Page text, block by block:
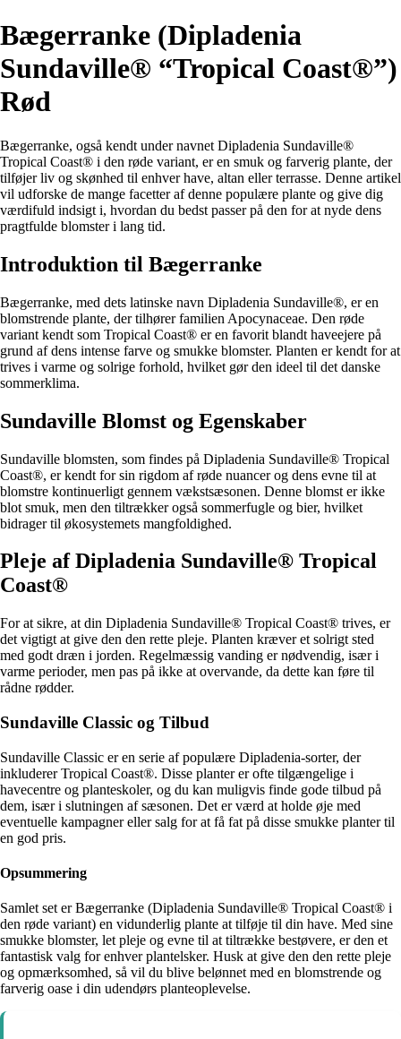
Bægerranke (Dipladenia
Sundaville® “Tropical Coast®”)
Rød
Bægerranke, også kendt under navnet Dipladenia Sundaville®
Tropical Coast® i den røde variant, er en smuk og farverig plante, der
tilføjer liv og skønhed til enhver have, altan eller terrasse. Denne artikel
vil udforske de mange facetter af denne populære plante og give dig
værdifuld indsigt i, hvordan du bedst passer på den for at nyde dens
pragtfulde blomster i lang tid.
Introduktion til Bægerranke
Bægerranke, med dets latinske navn Dipladenia Sundaville®, er en
blomstrende plante, der tilhører familien Apocynaceae. Den røde
variant kendt som Tropical Coast® er en favorit blandt haveejere på
grund af dens intense farve og smukke blomster. Planten er kendt for at
trives i varme og solrige forhold, hvilket gør den ideel til det danske
sommerklima.
Sundaville Blomst og Egenskaber
Sundaville blomsten, som findes på Dipladenia Sundaville® Tropical
Coast®, er kendt for sin rigdom af røde nuancer og dens evne til at
blomstre kontinuerligt gennem vækstsæsonen. Denne blomst er ikke
blot smuk, men den tiltrækker også sommerfugle og bier, hvilket
bidrager til økosystemets mangfoldighed.
Pleje af Dipladenia Sundaville® Tropical
Coast®
For at sikre, at din Dipladenia Sundaville® Tropical Coast® trives, er
det vigtigt at give den den rette pleje. Planten kræver et solrigt sted
med godt dræn i jorden. Regelmæssig vanding er nødvendig, især i
varme perioder, men pas på ikke at overvande, da dette kan føre til
rådne rødder.
Sundaville Classic og Tilbud
Sundaville Classic er en serie af populære Dipladenia-sorter, der
inkluderer Tropical Coast®. Disse planter er ofte tilgængelige i
havecentre og planteskoler, og du kan muligvis finde gode tilbud på
dem, især i slutningen af sæsonen. Det er værd at holde øje med
eventuelle kampagner eller salg for at få fat på disse smukke planter til
en god pris.
Opsummering
Samlet set er Bægerranke (Dipladenia Sundaville® Tropical Coast® i
den røde variant) en vidunderlig plante at tilføje til din have. Med sine
smukke blomster, let pleje og evne til at tiltrække bestøvere, er den et
fantastisk valg for enhver plantelsker. Husk at give den den rette pleje
og opmærksomhed, så vil du blive belønnet med en blomstrende og
farverig oase i din udendørs planteoplevelse.